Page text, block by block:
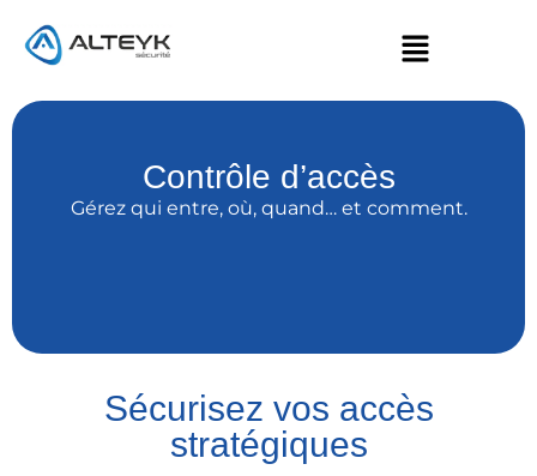
Contrôle d’accès
Gérez qui entre, où, quand… et comment.
Sécurisez vos accès
stratégiques